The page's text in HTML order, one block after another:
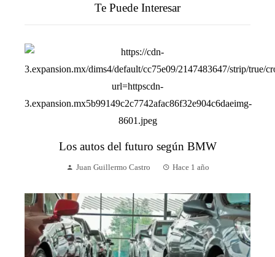
Te Puede Interesar
Los autos del futuro según BMW
Juan Guillermo Castro Hace 1 año